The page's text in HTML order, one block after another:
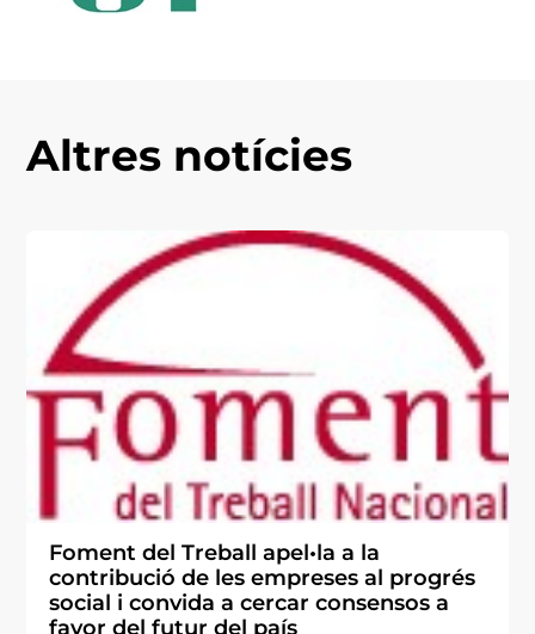
Altres notícies
Foment del Treball apel•la a la
contribució de les empreses al progrés
social i convida a cercar consensos a
favor del futur del país